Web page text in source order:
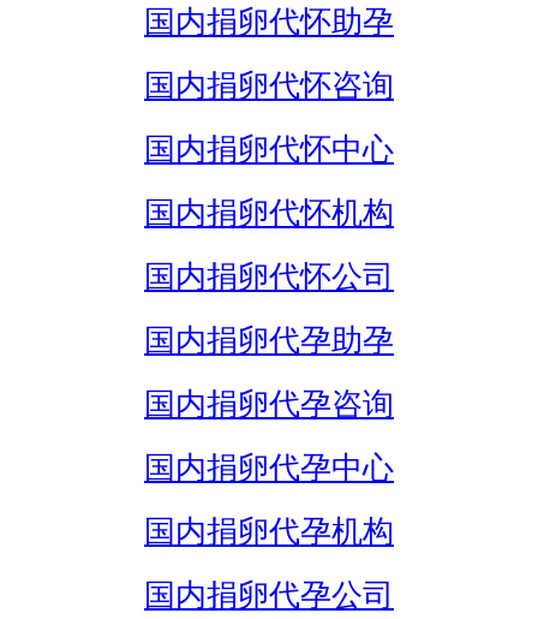
国内捐卵代怀助孕
国内捐卵代怀咨询
国内捐卵代怀中心
国内捐卵代怀机构
国内捐卵代怀公司
国内捐卵代孕助孕
国内捐卵代孕咨询
国内捐卵代孕中心
国内捐卵代孕机构
国内捐卵代孕公司